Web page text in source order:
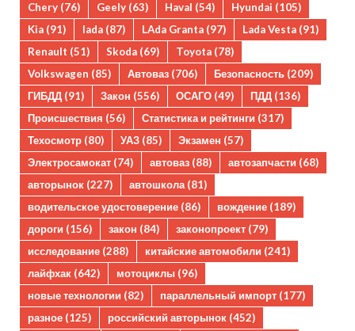
Chery (76) Geely (63) Haval (54) Hyundai (105)
Kia (91) lada (87) LAda Granta (97) Lada Vesta (91)
Renault (51) Skoda (69) Toyota (78)
Volkswagen (85) Автоваз (706) Безопасность (209)
ГИБДД (91) Закон (556) ОСАГО (49) ПДД (136)
Происшествия (56) Статистика и рейтинги (317)
Техосмотр (80) УАЗ (85) Экзамен (57)
Электросамокат (74) автоваз (88) автозапчасти (68)
авторынок (227) автошкола(81)
водительское удостоверение (86) вождение (189)
дороги (156) закон (84) законопроект (79)
исследование (288) китайские автомобили (241)
лайфхак (642) мотоциклы (96)
новые технологии (82) параллельный импорт (177)
разное (125) российский авторынок (452)